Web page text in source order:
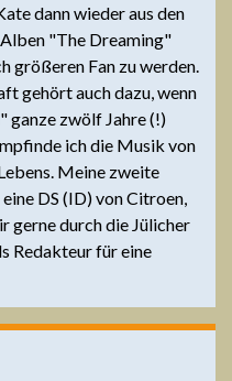
dann wieder aus den
"The Dreaming"
größeren Fan zu werden.
gehört auch dazu, wenn
ganze zwölf Jahre (!)
ich die Musik von
Meine zweite
DS (ID) von Citroen,
gerne durch die Jülicher
Redakteur für eine